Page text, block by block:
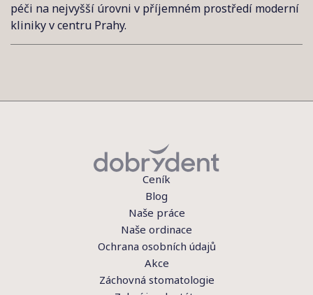
péči na nejvyšší úrovni v příjemném prostředí moderní
kliniky v centru Prahy.
Ceník
Blog
Naše práce
Naše ordinace
Ochrana osobních údajů
Akce
Záchovná stomatologie